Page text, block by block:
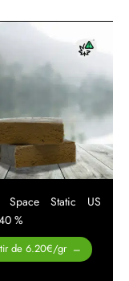
Space Static US
%
de 6.20€/gr –
Plage de
prix :